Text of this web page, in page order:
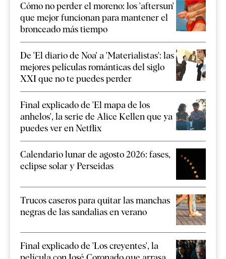
Cómo no perder el moreno: los 'aftersun'
que mejor funcionan para mantener el
bronceado más tiempo
De 'El diario de Noa' a 'Materialistas': las
mejores películas románticas del siglo
XXI que no te puedes perder
Final explicado de 'El mapa de los
anhelos', la serie de Alice Kellen que ya
puedes ver en Netflix
Calendario lunar de agosto 2026: fases,
eclipse solar y Perseidas
Trucos caseros para quitar las manchas
negras de las sandalias en verano
Final explicado de 'Los creyentes', la